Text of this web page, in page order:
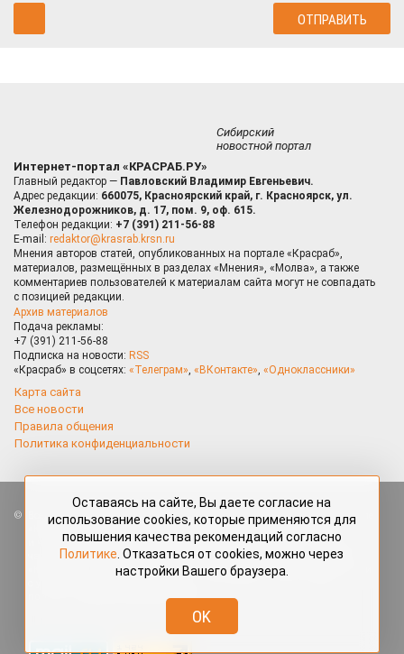
Сибирский
новостной портал
Интернет-портал «КРАСРАБ.РУ»
Главный редактор — Павловский Владимир Евгеньевич.
Адрес редакции: 660075, Красноярский край, г. Красноярск, ул.
Железнодорожников, д. 17, пом. 9, оф. 615.
Телефон редакции: +7 (391) 211-56-88
E-mail: redaktor@krasrab.krsn.ru
Мнения авторов статей, опубликованных на портале «Красраб»,
материалов, размещённых в разделах «Мнения», «Молва», а также
комментариев пользователей к материалам сайта могут не совпадать
с позицией редакции.
Архив материалов
Подача рекламы:
+7 (391) 211-56-88
Подписка на новости: RSS
«Красраб» в соцсетях: «Телеграм», «ВКонтакте», «Одноклассники»
Карта сайта
Все новости
Правила общения
Политика конфиденциальности
Все права защищены. Любые материалы, размещённые на портале
«Красраб.ру» сотрудниками редакции, нештатными авторами
и читателями, являются объектами авторского права. Полное или
частичное использование материалов, размещённых на портале
«Красраб.ру», допускается только с письменного согласия редакции
redaktor@krasrab.krsn.ru.
Оставаясь на сайте, Вы даете согласие на
использование cookies, которые применяются для
повышения качества рекомендаций согласно
Политике . Отказаться от cookies, можно через
настройки Вашего браузера.
OK